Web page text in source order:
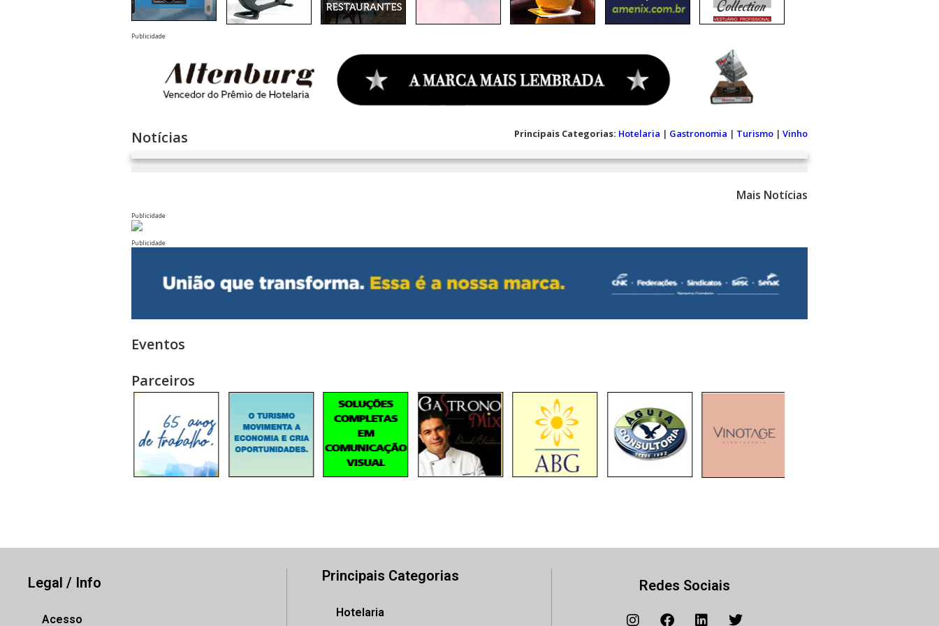
Publicidade
Notícias Principais Categorias: Hotelaria | Gastronomia | Turismo | Vinho
Mais Notícias
Publicidade
Publicidade
Eventos
Parceiros
Legal / Info
Acesso
Principais Categorias
Hotelaria
Redes Sociais